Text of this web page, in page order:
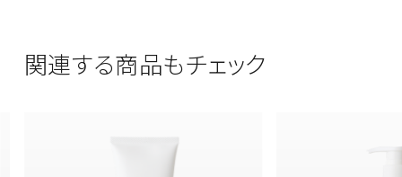
おすすめです。
関連する商品もチェック